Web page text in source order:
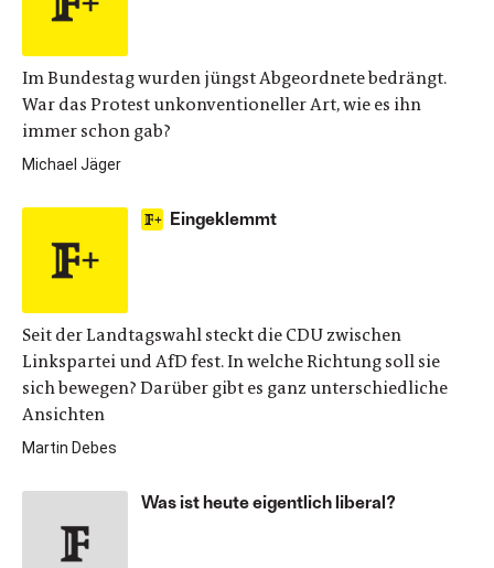
Im Bundestag wurden jüngst Abgeordnete bedrängt.
War das Protest unkonventioneller Art, wie es ihn
immer schon gab?
Michael Jäger
Eingeklemmt
Seit der Landtagswahl steckt die CDU zwischen
Linkspartei und AfD fest. In welche Richtung soll sie
sich bewegen? Darüber gibt es ganz unterschiedliche
Ansichten
Martin Debes
Was ist heute eigentlich liberal?